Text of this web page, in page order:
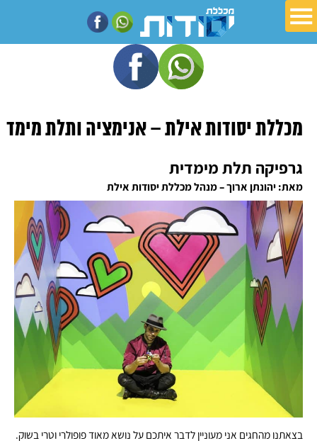
מכללת יסודות אילת – אנימציה ותלת מימד
גרפיקה תלת מימדית
מאת: יהונתן ארוך – מנהל מכללת יסודות אילת
בצאתנו מהחגים אני מעוניין לדבר איתכם על נושא מאוד פופולרי וטרי בשוק.‬